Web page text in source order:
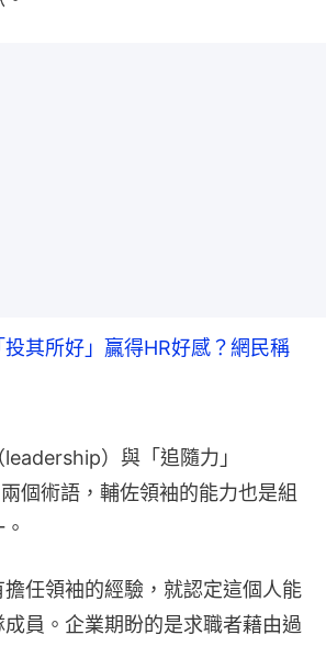
其所好」贏得HR好感？網民稱
）與「追隨力」
個術語，輔佐領袖的能力也是組
任領袖的經驗，就認定這個人能
員。企業期盼的是求職者藉由過